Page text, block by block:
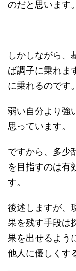
のだと思います。
しかしながら、
ば調子に乗れま
に乗れるのです。
弱い自分より強
思っています。
ですから、多少
を目指すのは有
す。
後述しますが、
果を残す手段は
果を出せるよう
他人に優しくす